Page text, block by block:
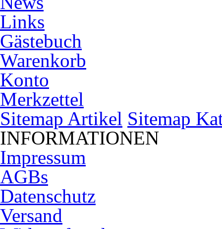
Links
Gästebuch
Warenkorb
Konto
Merkzettel
Sitemap Artikel Sitemap
INFORMATIONEN
Impressum
AGBs
Datenschutz
Versand